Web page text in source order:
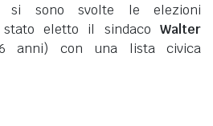
si sono svolte le elezioni
eletto il sindaco Walter
anni) con una lista civica